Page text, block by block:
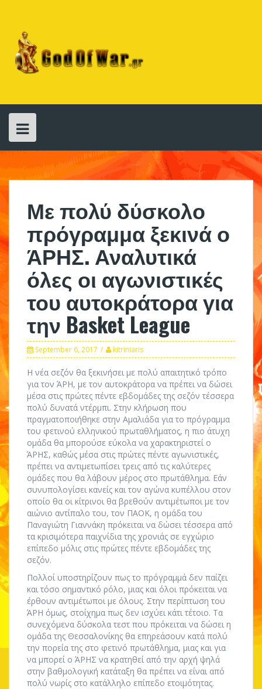
content
Με πολύ δύσκολο
πρόγραμμα ξεκινά ο
ΆΡΗΣ. Αναλυτικά
όλες οι αγωνιστικές
του αυτοκράτορα για
την Basket League
September 6, 2017 kitriniaris
Η νέα σεζόν θα ξεκινήσει με πολύ απαιτητικό τρόπο
για τον ΆΡΗ, με τον αυτοκράτορα να πρέπει να δώσει
μέσα στις πρώτες πέντε εβδομάδες της σεζόν τέσσερα
πολύ δυνατά ντέρμπι. Στην κλήρωση που
πραγματοποιήθηκε στην Αμαλιάδα για το πρόγραμμα
του φετινού ελληνικού πρωταθλήματος, η πιο άτυχη
ομάδα θα μπορούσε εύκολα να χαρακτηριστεί ο
ΆΡΗΣ, καθώς μέσα στις πρώτες πέντε αγωνιστικές,
πρέπει να αντιμετωπίσει τρεις από τις καλύτερες
ομάδες που θα λάβουν μέρος στο πρωτάθλημα. Εάν
συνυπολογίσει κανείς και τον αγώνα κυπέλλου στον
οποίο θα οι κίτρινοι θα βρεθούν αντιμέτωποι με τον
αιώνιο αντίπαλο του, τον ΠΑΟΚ, η ομάδα του
Παναγιώτη Γιαννάκη πρόκειται να δώσει τέσσερα από
τα κρισιμότερα παιχνίδια της χρονιάς σε εγχώριο
επίπεδο μόλις στις πρώτες πέντε εβδομάδες της
σεζόν.
Πολλοί υποστηρίζουν πως το πρόγραμμά δεν παίζει
και τόσο σημαντικό ρόλο, μιας και όλοι πρόκειται να
έρθουν αντιμέτωποι με όλους. Στην περίπτωση του
ΆΡΗ όμως, στοίχημα πως δεν ισχύει κάτι τέτοιο. Τα
συνεχόμενα δύσκολα τεστ που πρόκειται να δώσει η
ομάδα της Θεσσαλονίκης θα επηρεάσουν κατά πολύ
την πορεία της στο φετινό πρωτάθλημα, μιας και για
να μπορεί ο ΆΡΗΣ να κρατηθεί από την αρχή ψηλά
στην βαθμολογική κατάταξη θα πρέπει να είναι από
πολύ νωρίς στο κατάλληλο επίπεδο ετοιμότητας.